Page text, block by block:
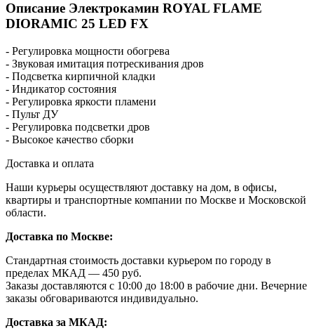
Описание Электрокамин ROYAL FLAME
DIORAMIC 25 LED FX
- Регулировка мощности обогрева
- Звуковая имитация потрескивания дров
- Подсветка кирпичной кладки
- Индикатор состояния
- Регулировка яркости пламени
- Пульт ДУ
- Регулировка подсветки дров
- Высокое качество сборки
Доставка и оплата
Наши курьеры осуществляют доставку на дом, в офисы,
квартиры и транспортные компании по Москве и Московской
области.
Доставка по Москве:
Стандартная стоимость доставки курьером по городу в
пределах МКАД — 450 руб.
Заказы доставляются с 10:00 до 18:00 в рабочие дни. Вечерние
заказы обговариваются индивидуально.
Доставка за МКАД: